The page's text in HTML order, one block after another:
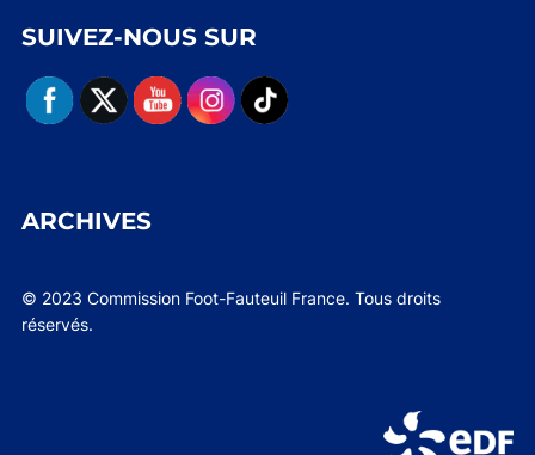
SUIVEZ-NOUS SUR
ARCHIVES
© 2023 Commission Foot-Fauteuil France. Tous droits
réservés.